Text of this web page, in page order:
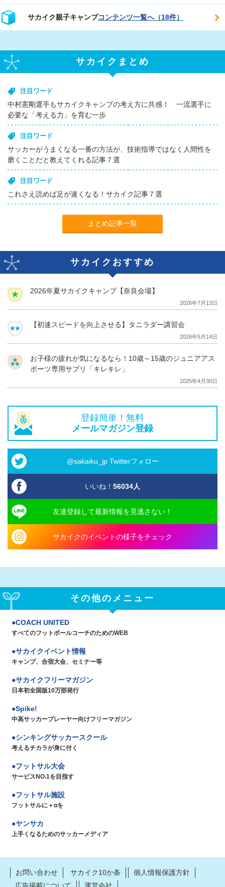
サカイク親子キャンプコンテンツ一覧へ（18件）
サカイクまとめ
注目ワード
中村憲剛選手もサカイクキャンプの考え方に共感！ 一流選手に
必要な「考える力」を育む一歩
注目ワード
サッカーがうまくなる一番の方法が、技術指導ではなく人間性を
磨くことだと教えてくれる記事７選
注目ワード
これさえ読めば足が速くなる！サカイク記事７選
まとめ記事一覧
サカイクおすすめ
2026年夏サカイクキャンプ【奈良会場】
2026年7月13日
【初速スピードを向上させる】タニラダー講習会
2026年5月14日
お子様の疲れが気になるなら！10歳～15歳のジュニアアス
ポーツ専用サプリ「キレキレ」
2025年4月30日
登録簡単！無料
メールマガジン登録
@sakaiku_jp Twitterフォロー
いいね！ 56034人
友達登録して最新情報を見逃さない！
サカイクのイベントの様子をチェック
その他のメニュー
COACH UNITED
すべてのフットボールコーチのためのWEB
サカイクイベント情報
キャンプ、合宿大会、セミナー等
サカイクフリーマガジン
日本初全国版10万部発行
Spike!
中高サッカープレーヤー向けフリーマガジン
シンキングサッカースクール
考えるチカラが身に付く
フットサル大会
サービスNO.1を目指す
フットサル施設
フットサルに＋αを
ヤンサカ
上手くなるためのサッカーメディア
お問い合わせ サカイク10か条
個人情報保護方針